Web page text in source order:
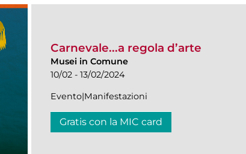
Carnevale...a regola d’arte
Musei in Comune
10/02 - 13/02/2024
Evento|Manifestazioni
Gratis con la MIC card